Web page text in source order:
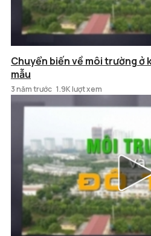
Chuyển biến về môi trường ở
mẫu
3 năm trước 1.9K lượt xem